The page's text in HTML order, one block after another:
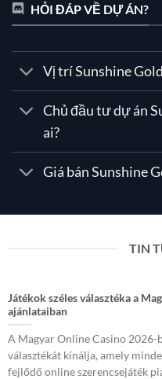
HỎI ĐÁP VỀ DỰ ÁN?
Vị trí Sunshine
Chủ đầu tư dự án
ai?
Giá bán Sunshine
TIN
Játékok széles választéka a
ajánlataiban
A Magyar Online Casino 2026-
választékát kínálja, amely
fejlődő online szerencsejáték